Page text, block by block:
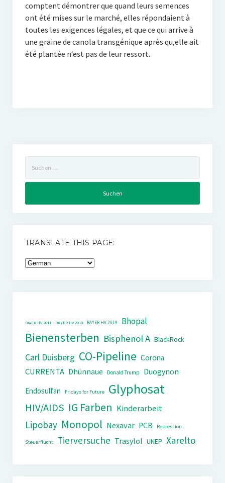
comptent démontrer que quand leurs semences
ont été mises sur le marché, elles répondaient à
toutes les exigences légales, et que ce qui arrive à
une graine de canola transgénique après qu‚elle ait
été plantée n‘est pas de leur ressort.
nach:
TRANSLATE THIS PAGE:
BAYER HV 2011 BAYER HV 2018 BAYER HV 2019 Bhopal
Bienensterben Bisphenol A BlackRock
Carl Duisberg CO-Pipeline Corona
CURRENTA Dhünnaue Donald Trump
Duogynon
Endosulfan
Fridays for Future Glyphosat
HIV/AIDS IG Farben Kinderarbeit
Lipobay Monopol Nexavar PCB Repression
Steuerflucht Tierversuche Trasylol UNEP Xarelto